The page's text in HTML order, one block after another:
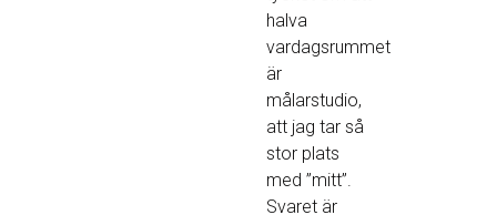
halva
vardagsrummet
är
målarstudio,
att jag tar så
stor plats
med ”mitt”.
Svaret är